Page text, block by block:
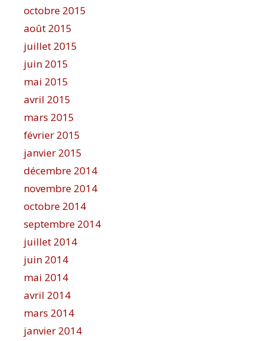
octobre 2015
août 2015
juillet 2015
juin 2015
mai 2015
avril 2015
mars 2015
février 2015
janvier 2015
décembre 2014
novembre 2014
octobre 2014
septembre 2014
juillet 2014
juin 2014
mai 2014
avril 2014
mars 2014
janvier 2014